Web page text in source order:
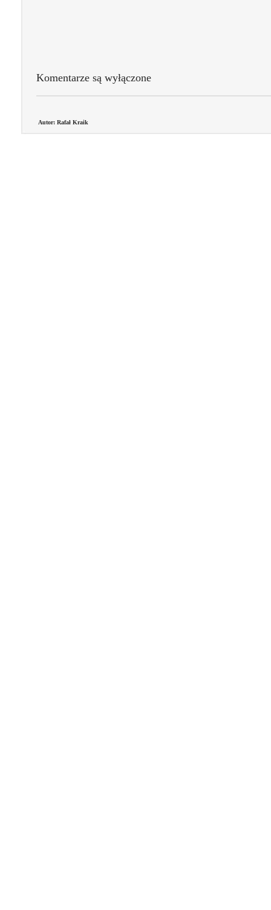
Komentarze są wyłączone
Autor: Rafał Kraik